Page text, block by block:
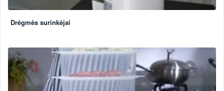
Drėgmės surinkėjai